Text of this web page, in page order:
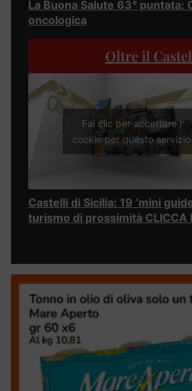
La Buona Salute 63° puntata:
oncologica
Oltre il
Fai clic per accettare i
cookie per questo servizio
Castelli di Sicilia: 19 ‘mini
turismo di prossimità CLICCA